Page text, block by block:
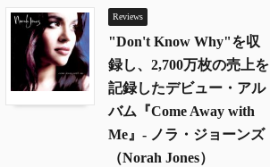
Reviews
"Don't Know Why"を収
録し、2,700万枚の売上を
記録したデビュー・アル
バム『Come Away with
Me』- ノラ・ジョーンズ
（Norah Jones）